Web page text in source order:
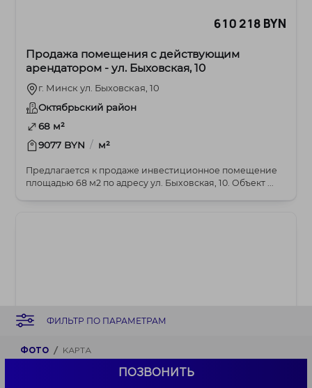
ФИЛЬТР ПО ПАРАМЕТРАМ
ФОТО КАРТА
ПОЗВОНИТЬ
610 218 BYN
Продажа помещения с действующим
арендатором - ул. Быховская, 10
г. Минск ул. Быховская, 10
Октябрьский район
68 м²
9077 BYN / м²
Предлагается к продаже инвестиционное помещение
площадью 68 м2 по адресу ул. Быховская, 10. Объект ...